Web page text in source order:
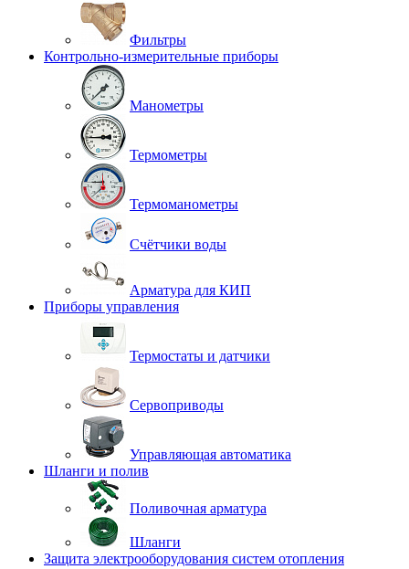
Фильтры
Контрольно-измерительные приборы
Манометры
Термометры
Термоманометры
Счётчики воды
Арматура для КИП
Приборы управления
Термостаты и датчики
Сервоприводы
Управляющая автоматика
Шланги и полив
Поливочная арматура
Шланги
Защита электрооборудования систем отопления